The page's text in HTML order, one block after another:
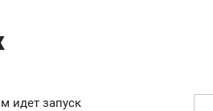
идет запуск